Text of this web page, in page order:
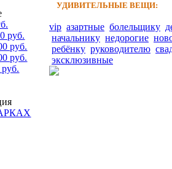
руб.
руб.
руб.
УДИВИТЕЛЬНЫЕ ВЕЩИ:
vip азартные болельщику
начальнику недорогие
ребёнку руководителю
эксклюзивные